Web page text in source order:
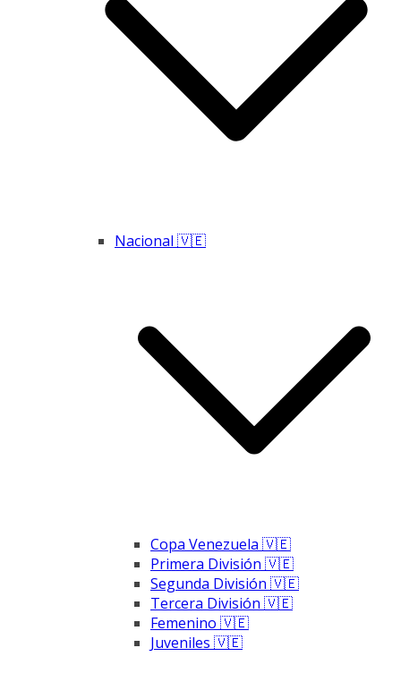
Nacional 🇻🇪
Copa Venezuela 🇻🇪
Primera División 🇻🇪
Segunda División 🇻🇪
Tercera División 🇻🇪
Femenino 🇻🇪
Juveniles 🇻🇪